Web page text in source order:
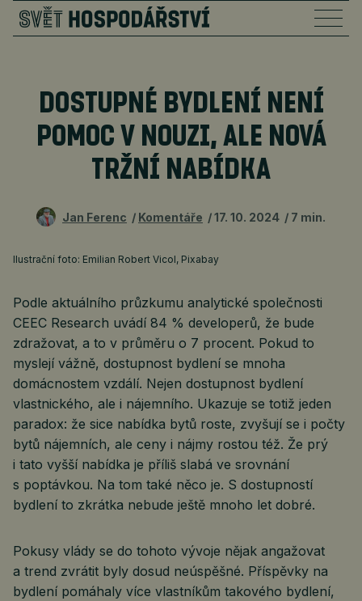
DOSTUPNÉ BYDLENÍ NENÍ
POMOC V NOUZI, ALE NOVÁ
TRŽNÍ NABÍDKA
Jan Ferenc Komentáře 17. 10. 2024 7 min.
Ilustrační foto: Emilian Robert Vicol, Pixabay
Podle aktuálního průzkumu analytické společnosti
CEEC Research uvádí 84 % developerů, že bude
zdražovat, a to v průměru o 7 procent. Pokud to
myslejí vážně, dostupnost bydlení se mnoha
domácnostem vzdálí. Nejen dostupnost bydlení
vlastnického, ale i nájemního. Ukazuje se totiž jeden
paradox: že sice nabídka bytů roste, zvyšují se i počty
bytů nájemních, ale ceny i nájmy rostou též. Že prý
i tato vyšší nabídka je příliš slabá ve srovnání
s poptávkou. Na tom také něco je. S dostupností
bydlení to zkrátka nebude ještě mnoho let dobré.
Pokusy vlády se do tohoto vývoje nějak angažovat
a trend zvrátit byly dosud neúspěšné. Příspěvky na
bydlení pomáhaly více vlastníkům takového bydlení,